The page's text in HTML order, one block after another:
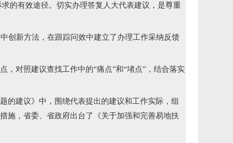
的有效途径。切实办理答复人大代表建议，是尊重
创新方法，在跟踪问效中建立了办理工作采纳反馈
对照建议查找工作中的“痛点”和“堵点”，结合落实
建议》中，围绕代表提出的建议和工作实际，组
施，省委、省政府出台了《关于加强和完善易地扶